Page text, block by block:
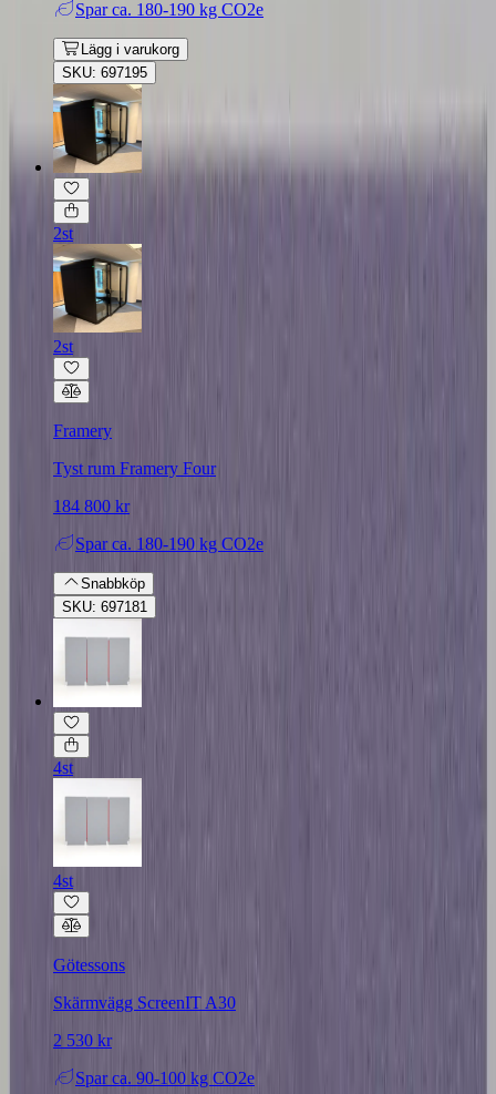
Spar ca. 180-190 kg CO2e
Lägg i varukorg
SKU: 697195
2st
2st
Framery
Tyst rum Framery Four
184 800 kr
Spar ca. 180-190 kg CO2e
Snabbköp
SKU: 697181
4st
4st
Götessons
Skärmvägg ScreenIT A30
2 530 kr
Spar ca. 90-100 kg CO2e